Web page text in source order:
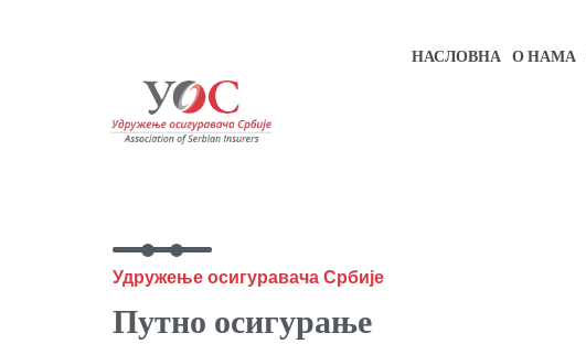
НАСЛОВНА О НАМА
Удружење осигуравача Србије
Путно осигурање